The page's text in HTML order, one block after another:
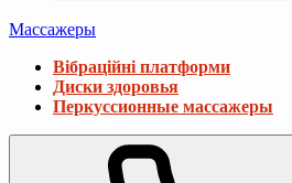
Массажеры
Вібраційні платформи
Диски здоровья
Перкуссионные массажеры